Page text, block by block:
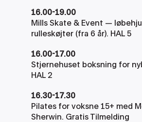
16.00-19.00
Mills Skate & Event —
rulleskøjter (fra 6 år). HAL 5
16.00-17.00
Stjernehuset boksning for
HAL 2
16.30-17.30
Pilates for voksne 15+ med
Sherwin. Gratis Tilmelding